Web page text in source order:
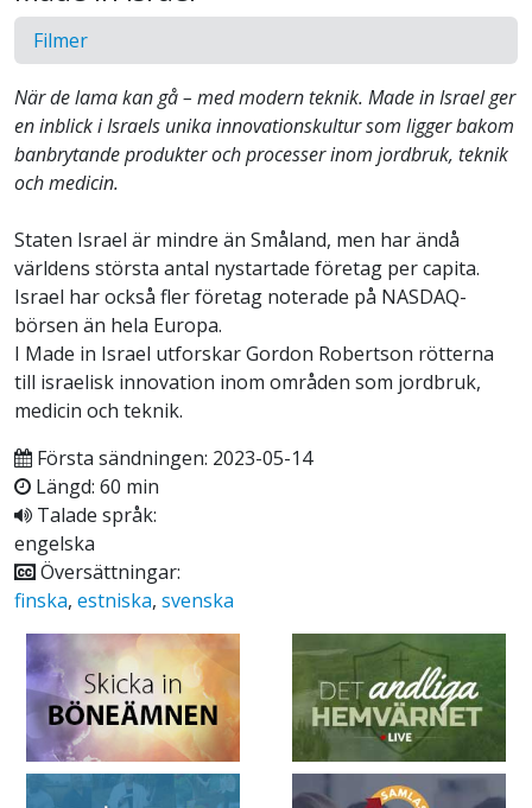
Filmer
När de lama kan gå – med modern teknik. Made in Israel ger
en inblick i Israels unika innovationskultur som ligger bakom
banbrytande produkter och processer inom jordbruk, teknik
och medicin.
Staten Israel är mindre än Småland, men har ändå
världens största antal nystartade företag per capita.
Israel har också fler företag noterade på NASDAQ-
börsen än hela Europa.
I Made in Israel utforskar Gordon Robertson rötterna
till israelisk innovation inom områden som jordbruk,
medicin och teknik.
Första sändningen: 2023-05-14
Längd: 60 min
Talade språk:
engelska
Översättningar:
finska, estniska, svenska